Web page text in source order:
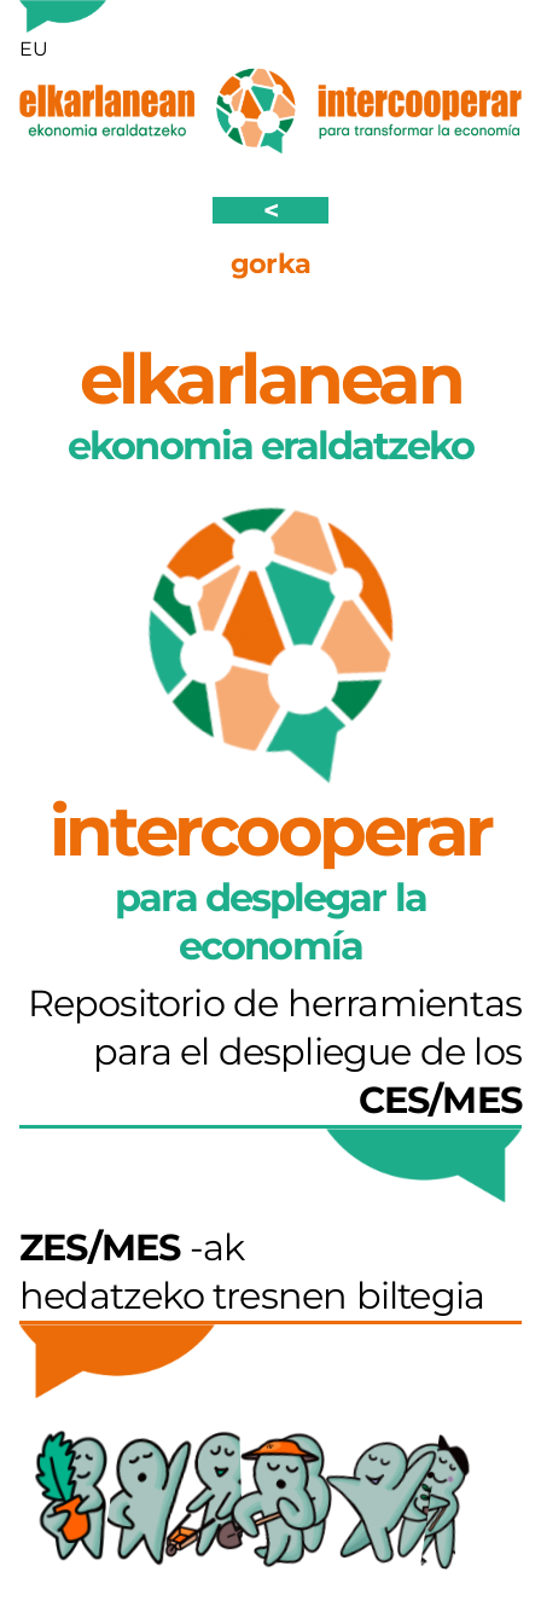
Saltar
contenido
EU
<
gorka
elkarlanean
ekonomia eraldatzeko
intercooperar
para desplegar la
economía
Repositorio de herramientas
para el despliegue de los
CES/MES
ZES/MES-ak
hedatzeko tresnen biltegia